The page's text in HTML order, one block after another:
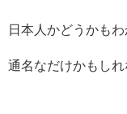
日本人かどうかも
通名なだけかもしれ